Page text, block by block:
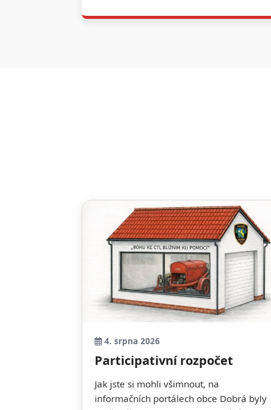
4. srpna 2026
Participativní rozpočet
Jak jste si mohli všimnout, na
informačních portálech obce Dobrá byly